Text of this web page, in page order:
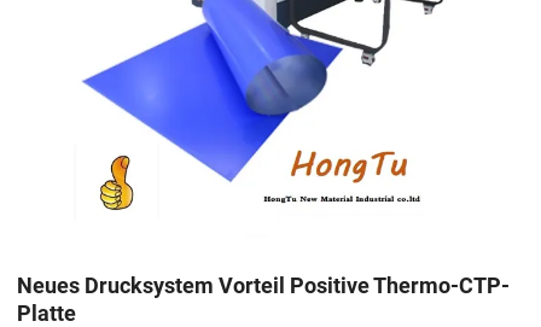
Neues Drucksystem Vorteil Positive Thermo-CTP-
Platte